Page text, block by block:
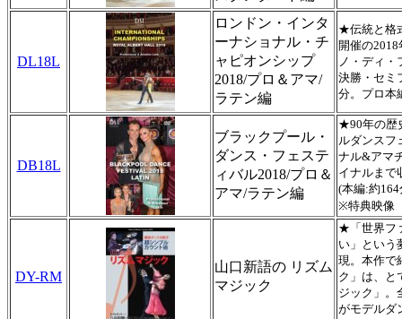
DL18L
ロンドン・インタ
ーナショナル・チ
ャピオンシップ
2018/プロ＆アマ/
ラテン編
★伝統と格
開催の
ノ・ディ・
決勝・セミ
分。プロ本
DB18L
ブラックプール・
ダンス・フェステ
ィバル2018/プロ＆
アマ/ラテン編
★90年の歴
ルダンスフ
ナル&アマ
イナルまで
(本編:約
※特典映像
DY-RM
山口新語の リズム
マジック
★ 「世界
い」という
現。本作で
ク」は、と
ジック」。
がモデルダ